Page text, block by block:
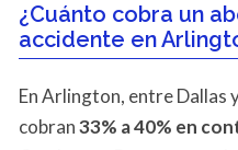
¿Cuánto cobra un
accidente en
En Arlington, entre Dallas
cobran33% a 40% en